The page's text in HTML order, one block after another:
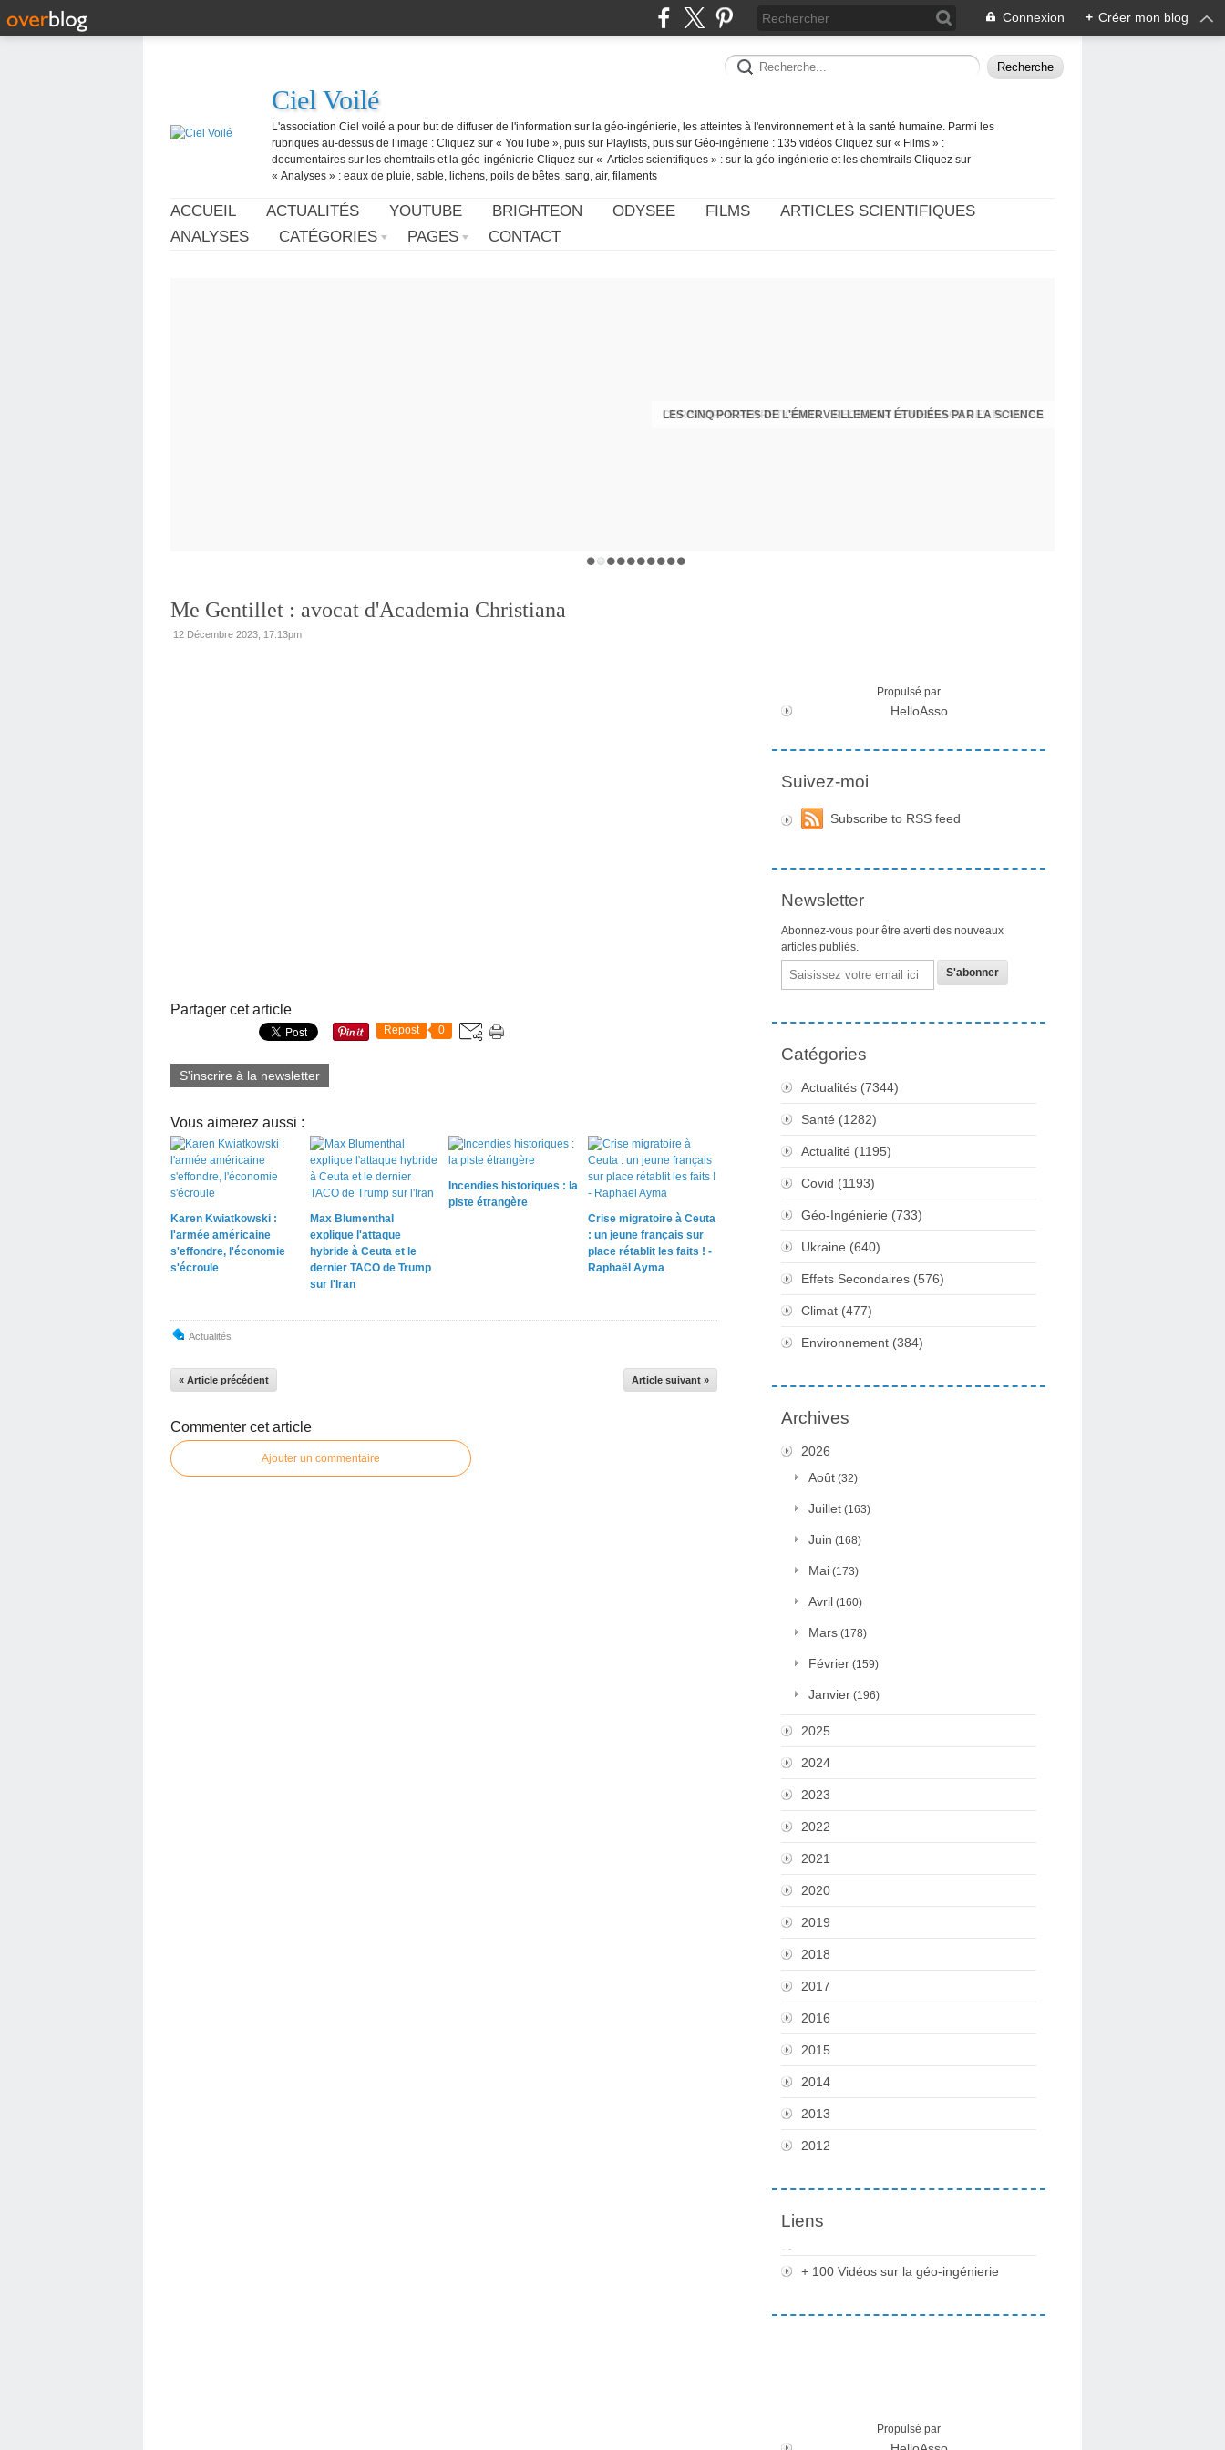
Connexion + Créer mon blog
Ciel Voilé
L'association Ciel voilé a pour but de diffuser de l'information sur la géo-ingénierie, les atteintes à l'environnement et à la santé humaine. Parmi les
rubriques au-dessus de l’image : Cliquez sur « YouTube », puis sur Playlists, puis sur Géo-ingénierie : 135 vidéos Cliquez sur « Films » :
documentaires sur les chemtrails et la géo-ingénierie Cliquez sur « Articles scientifiques » : sur la géo-ingénierie et les chemtrails Cliquez sur
« Analyses » : eaux de pluie, sable, lichens, poils de bêtes, sang, air, filaments
ACCUEIL ACTUALITÉS YOUTUBE BRIGHTEON ODYSEE FILMS
ARTICLES SCIENTIFIQUES
ANALYSES
CATÉGORIES PAGES CONTACT
LES CINQ PORTES DE L'ÉMERVEILLEMENT ÉTUDIÉES PAR LA SCIENCE
CHRISTOPHE PERRET GENTIL : RECEVOIR LE MESSAGE DES PLANTES
Me Gentillet : avocat d'Academia Christiana
12 Décembre 2023, 17:13pm
Partager cet article
Repost 0
S'inscrire à la newsletter
Vous aimerez aussi :
Karen Kwiatkowski :
l'armée américaine
s'effondre, l'économie
s'écroule
Max Blumenthal
explique l'attaque
hybride à Ceuta et le
dernier TACO de Trump
sur l'Iran
Incendies historiques : la
piste étrangère
Crise migratoire à Ceuta
: un jeune français sur
place rétablit les faits ! -
Raphaël Ayma
Actualités
« Article précédent Article suivant »
Commenter cet article
Ajouter un commentaire
Propulsé par
HelloAsso
Suivez-moi
Subscribe to RSS feed
Newsletter
Abonnez-vous pour être averti des nouveaux
articles publiés.
Email
Catégories
Actualités (7344)
Santé (1282)
Actualité (1195)
Covid (1193)
Géo-Ingénierie (733)
Ukraine (640)
Effets Secondaires (576)
Climat (477)
Environnement (384)
Archives
2026
Août (32)
Juillet (163)
Juin (168)
Mai (173)
Avril (160)
Mars (178)
Février (159)
Janvier (196)
2025
2024
2023
2022
2021
2020
2019
2018
2017
2016
2015
2014
2013
2012
Liens
+ 100 Vidéos sur la géo-ingénierie
Propulsé par